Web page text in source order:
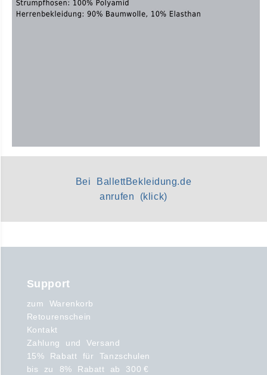
Bei BallettBekleidung.de
anrufen (klick)
Support
zum Warenkorb
Retourenschein
Kontakt
Zahlung und Versand
15% Rabatt für Tanzschulen
bis zu 8% Rabatt ab 300 €